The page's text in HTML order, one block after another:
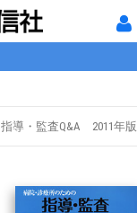
指導・監査Q&A 2011年版